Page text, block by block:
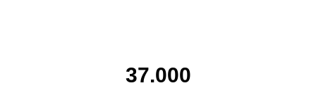
37.000